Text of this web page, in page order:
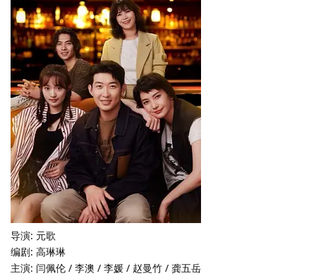
导演: 元歌
编剧: 高琳琳
主演: 闫佩伦 / 李澳 / 李媛 / 赵曼竹 / 龚五岳